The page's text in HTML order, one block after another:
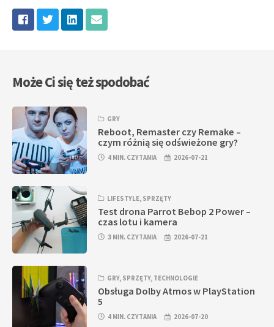
Może Ci się też spodobać
GRY
Reboot, Remaster czy Remake –
czym różnią się odświeżone gry?
4 MIN. CZYTANIA 2026-07-21
LIFESTYLE, SPRZĘTY
Test drona Parrot Bebop 2 Power –
czas lotu i kamera
3 MIN. CZYTANIA 2026-07-21
GRY, SPRZĘTY, TECHNOLOGIE
Obsługa Dolby Atmos w PlayStation
5
4 MIN. CZYTANIA 2026-07-20